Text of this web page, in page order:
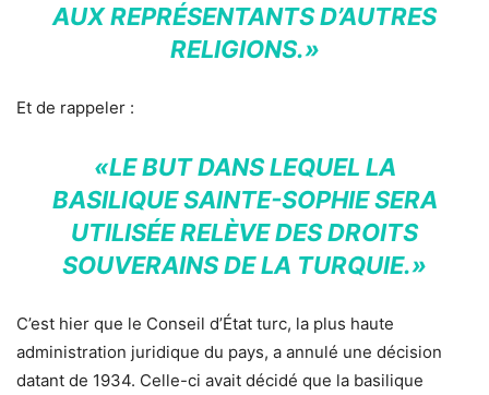
AUX REPRÉSENTANTS D’AUTRES
RELIGIONS.»
Et de rappeler :
«LE BUT DANS LEQUEL LA
BASILIQUE SAINTE-SOPHIE SERA
UTILISÉE RELÈVE DES DROITS
SOUVERAINS DE LA TURQUIE.»
C’est hier que le Conseil d’État turc, la plus haute
administration juridique du pays, a annulé une décision
datant de 1934. Celle-ci avait décidé que la basilique